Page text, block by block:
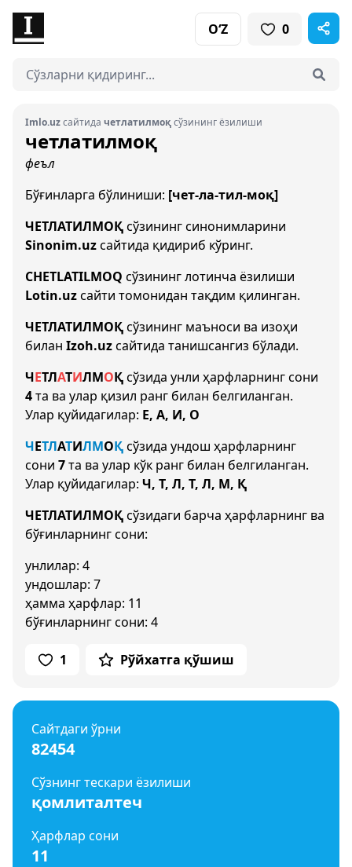
O‘Z 0
Imlo.uzсайтида четлатилмоқсўзининг ёзилиши
четлатилмоқ
феъл
Бўғинларга бўлиниши: [чет-ла-тил-моқ]
ЧЕТЛАТИЛМОҚсўзининг синонимларини
Sinonim.uzсайтида қидириб кўринг.
CHETLATILMOQ сўзининг лотинча ёзилиши
Lotin.uzсайти томонидан тақдим қилинган.
ЧЕТЛАТИЛМОҚсўзининг маъноси ва изоҳи
билан Izoh.uzсайтида танишсангиз бўлади.
ЧЕТЛАТИЛМОҚсўзида унли ҳарфларнинг сони
4та ва улар қизил ранг билан белгиланган.
Улар қуйидагилар: Е, А, И, О
ЧЕТЛАТИЛМОҚсўзида ундош ҳарфларнинг
сони 7та ва улар кўк ранг билан белгиланган.
Улар қуйидагилар: Ч, Т, Л, Т, Л, М, Қ
ЧЕТЛАТИЛМОҚсўзидаги барча ҳарфларнинг ва
бўғинларнинг сони:
унлилар: 4
ундошлар: 7
ҳамма ҳарфлар: 11
бўғинларнинг сони: 4
1 Рўйхатга қўшиш
Сайтдаги ўрни
82454
Сўзнинг тескари ёзилиши
қомлиталтеч
Ҳарфлар сони
11